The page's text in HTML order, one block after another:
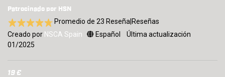
Patrocinado por HSN
Promedio de 23 Reseña|Reseñas
Creado por NSCA Spain Español
Última actualización
01/2025
19 €